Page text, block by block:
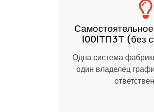
1001ТП3Т (без
Одна система
один владелец